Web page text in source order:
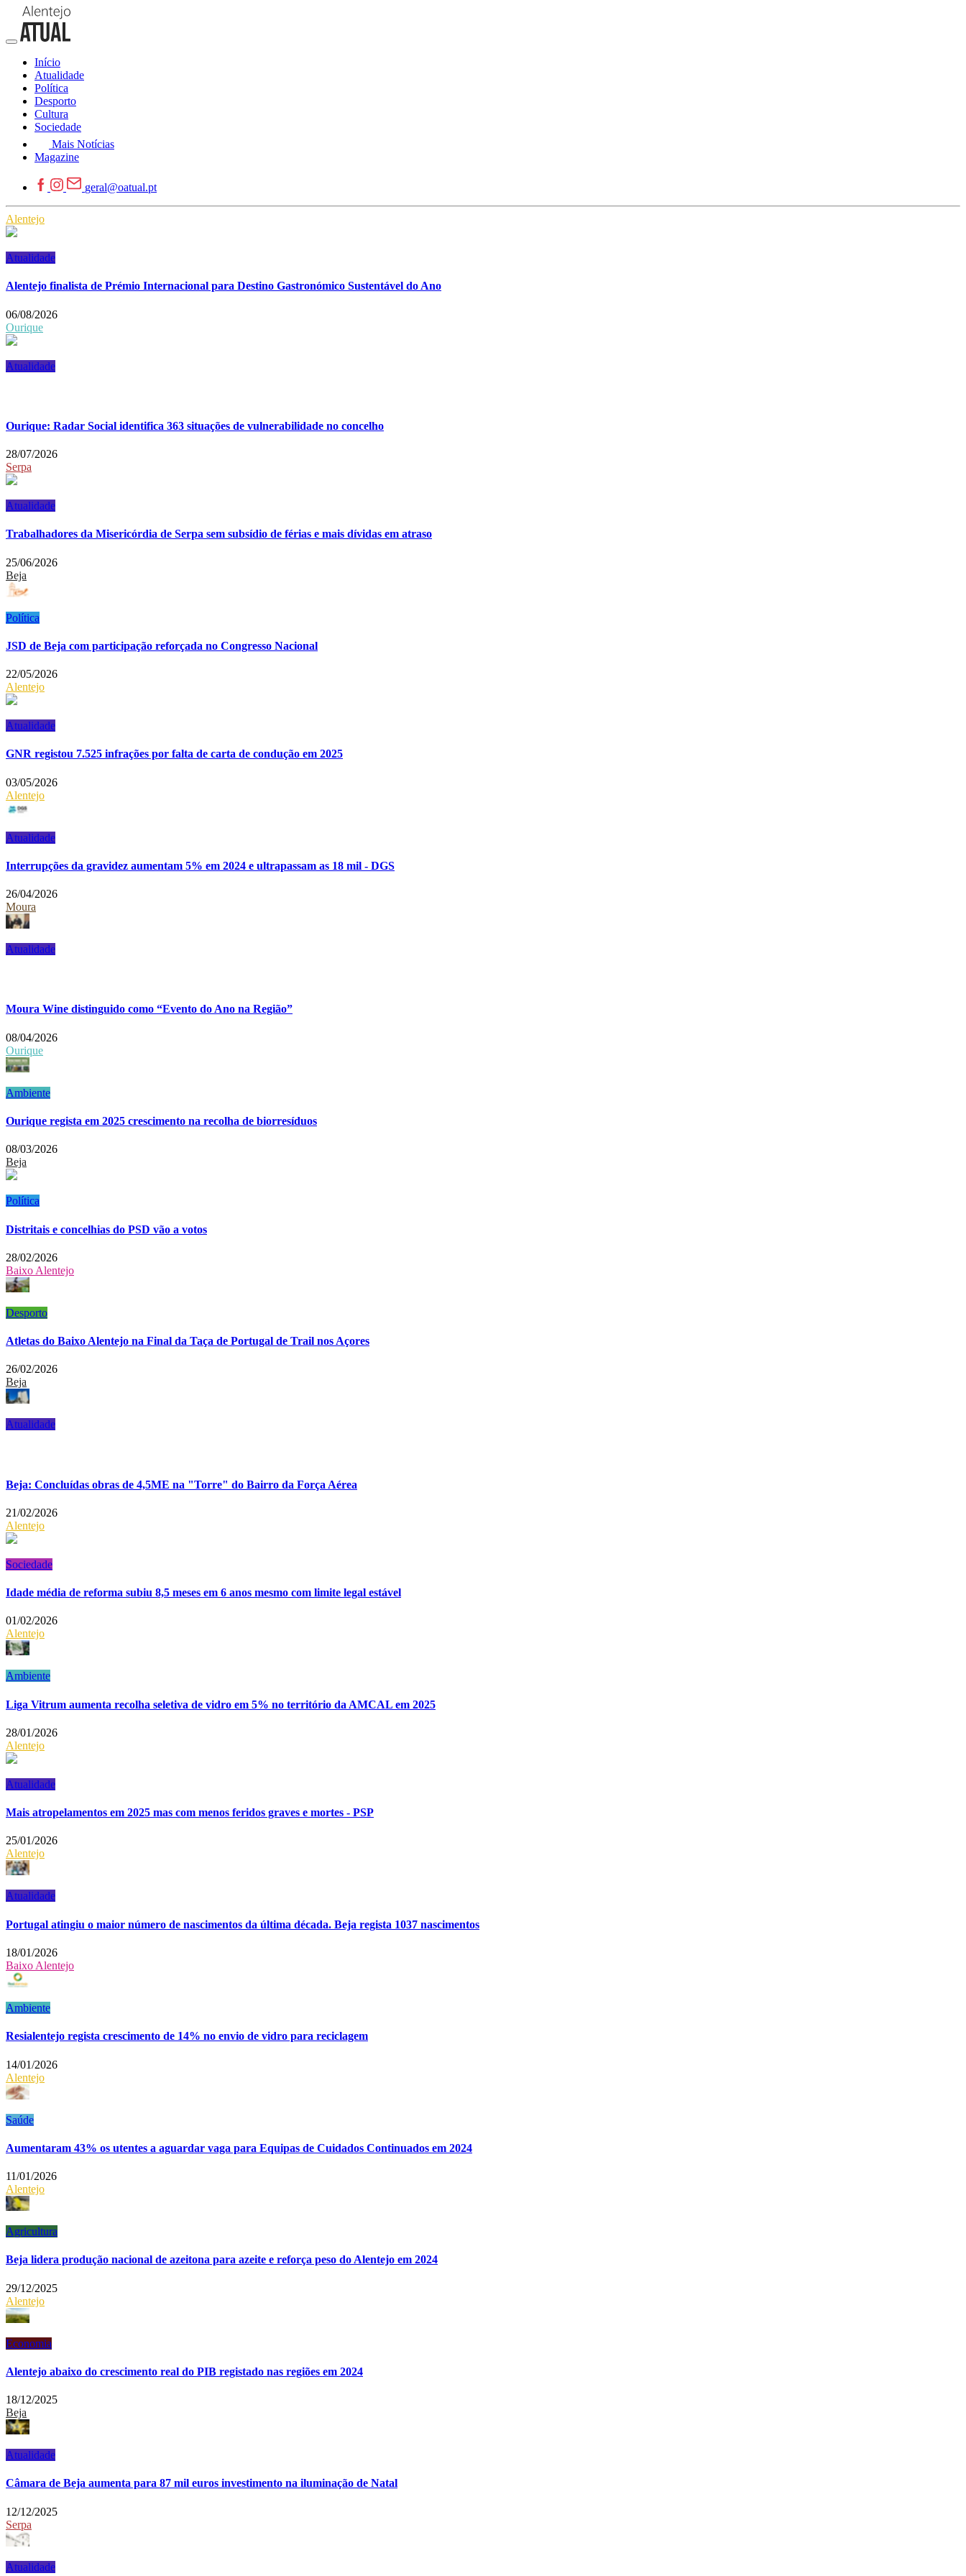
Início
Atualidade
Política
Desporto
Cultura
Sociedade
Mais Notícias
Magazine
geral@oatual.pt
Alentejo
Atualidade
Alentejo finalista de Prémio Internacional para Destino Gastronómico Sustentável do Ano
06/08/2026
Ourique
Atualidade
Ourique: Radar Social identifica 363 situações de vulnerabilidade no concelho
28/07/2026
Serpa
Atualidade
Trabalhadores da Misericórdia de Serpa sem subsídio de férias e mais dívidas em atraso
25/06/2026
Beja
Política
JSD de Beja com participação reforçada no Congresso Nacional
22/05/2026
Alentejo
Atualidade
GNR registou 7.525 infrações por falta de carta de condução em 2025
03/05/2026
Alentejo
Atualidade
Interrupções da gravidez aumentam 5% em 2024 e ultrapassam as 18 mil - DGS
26/04/2026
Moura
Atualidade
Moura Wine distinguido como “Evento do Ano na Região”
08/04/2026
Ourique
Ambiente
Ourique regista em 2025 crescimento na recolha de biorresíduos
08/03/2026
Beja
Política
Distritais e concelhias do PSD vão a votos
28/02/2026
Baixo Alentejo
Desporto
Atletas do Baixo Alentejo na Final da Taça de Portugal de Trail nos Açores
26/02/2026
Beja
Atualidade
Beja: Concluídas obras de 4,5ME na "Torre" do Bairro da Força Aérea
21/02/2026
Alentejo
Sociedade
Idade média de reforma subiu 8,5 meses em 6 anos mesmo com limite legal estável
01/02/2026
Alentejo
Ambiente
Liga Vitrum aumenta recolha seletiva de vidro em 5% no território da AMCAL em 2025
28/01/2026
Alentejo
Atualidade
Mais atropelamentos em 2025 mas com menos feridos graves e mortes - PSP
25/01/2026
Alentejo
Atualidade
Portugal atingiu o maior número de nascimentos da última década. Beja regista 1037 nascimentos
18/01/2026
Baixo Alentejo
Ambiente
Resialentejo regista crescimento de 14% no envio de vidro para reciclagem
14/01/2026
Alentejo
Saúde
Aumentaram 43% os utentes a aguardar vaga para Equipas de Cuidados Continuados em 2024
11/01/2026
Alentejo
Agricultura
Beja lidera produção nacional de azeitona para azeite e reforça peso do Alentejo em 2024
29/12/2025
Alentejo
Economia
Alentejo abaixo do crescimento real do PIB registado nas regiões em 2024
18/12/2025
Beja
Atualidade
Câmara de Beja aumenta para 87 mil euros investimento na iluminação de Natal
12/12/2025
Serpa
Atualidade